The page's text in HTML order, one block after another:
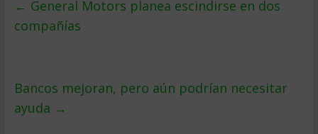
← General Motors planea escindirse en dos
compañí­as
Bancos mejoran, pero aún podrí­an necesitar
ayuda →